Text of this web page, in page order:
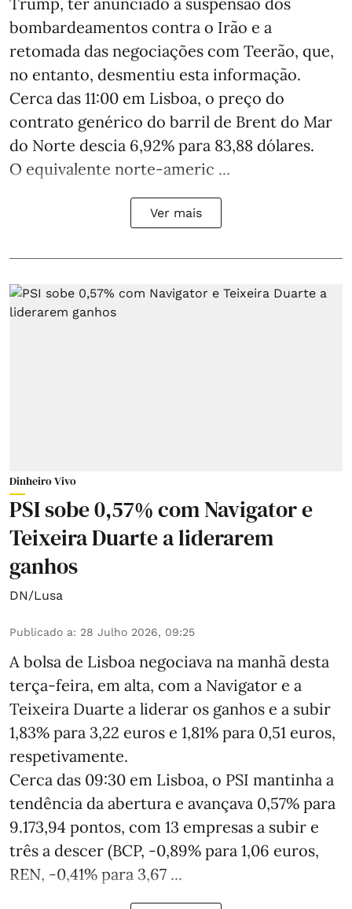
bombardeamentos contra o Irão e a
retomada das negociações com Teerão, que,
no entanto, desmentiu esta informação.
Cerca das 11:00 em Lisboa, o preço do
contrato genérico do barril de Brent do Mar
do Norte descia 6,92% para 83,88 dólares.
O equivalente norte-americ ...
Ver mais
Dinheiro Vivo
PSI sobe 0,57% com Navigator e
Teixeira Duarte a liderarem
ganhos
DN/Lusa
Publicado a: 28 Julho 2026, 09:25
A bolsa de Lisboa negociava na manhã desta
terça-feira, em alta, com a Navigator e a
Teixeira Duarte a liderar os ganhos e a subir
1,83% para 3,22 euros e 1,81% para 0,51 euros,
respetivamente.
Cerca das 09:30 em Lisboa, o PSI mantinha a
tendência da abertura e avançava 0,57% para
9.173,94 pontos, com 13 empresas a subir e
três a descer (BCP, -0,89% para 1,06 euros,
REN, -0,41% para 3,67 ...